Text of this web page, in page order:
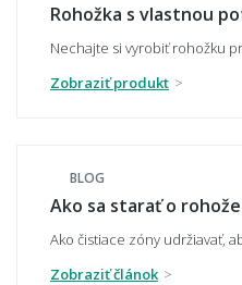
Vydrží vonkajšia rohož
🧼 Čistenie a údržba
Rohožka s vlastnou
Nechajte si vyrobiť rohožku
Zobraziť produkt
BLOG
Ako sa starať o
Ako čistiace zóny udržiavať,
Zobraziť článok